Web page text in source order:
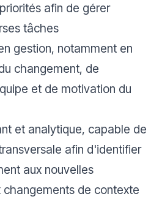
afin de gérer
tâches
gestion, notamment en
changement, de
et de motivation du
et analytique, capable de
afin d'identifier
aux nouvelles
de contexte